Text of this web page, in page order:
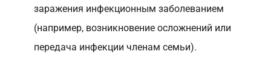
заражения инфекционным заболеванием
(например, возникновение осложнений или
передача инфекции членам семьи).